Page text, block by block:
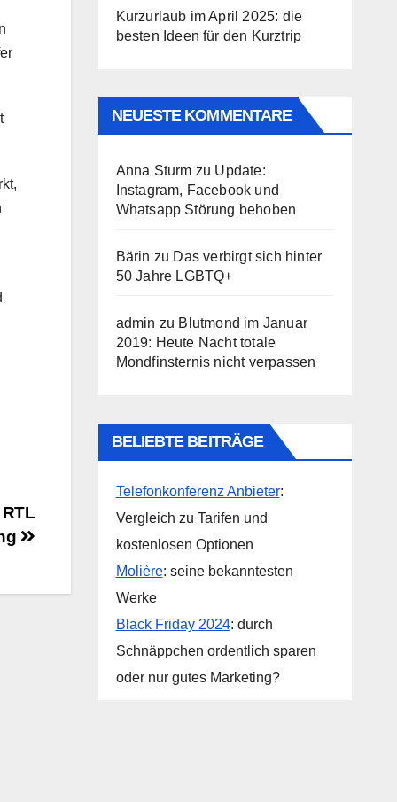
Kurzurlaub im April 2025: die
besten Ideen für den Kurztrip
NEUESTE KOMMENTARE
Anna Sturm zu Update:
Instagram, Facebook und
Whatsapp Störung behoben
Bärin zu Das verbirgt sich hinter
50 Jahre LGBTQ+
admin zu Blutmond im Januar
2019: Heute Nacht totale
Mondfinsternis nicht verpassen
BELIEBTE BEITRÄGE
Telefonkonferenz Anbieter:
Vergleich zu Tarifen und
kostenlosen Optionen
Molière: seine bekanntesten
Werke
Black Friday 2024: durch
Schnäppchen ordentlich sparen
oder nur gutes Marketing?